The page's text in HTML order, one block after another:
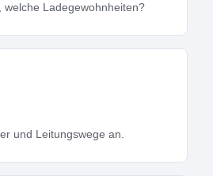
welche Ladegewohnheiten?
und Leitungswege an.